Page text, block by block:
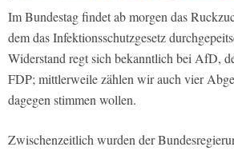
Im Bundestag findet ab morgen das
dem das Infektionsschutzgesetz
Widerstand regt sich bekanntlich bei AfD,
FDP; mittlerweile zählen wir auch vier
dagegen stimmen wollen.
Zwischenzeitlich wurden der